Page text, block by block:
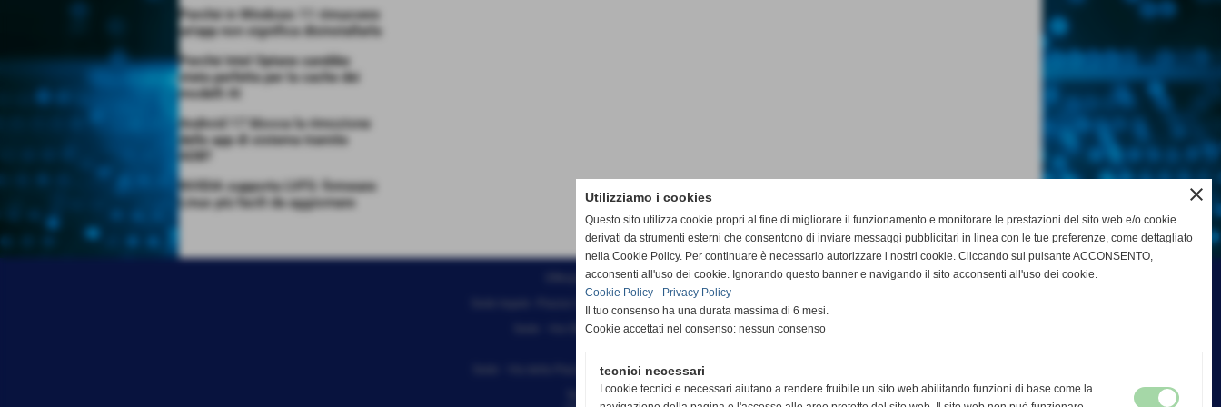
Perché in Windows 11 rimuovere
un’app non significa disinstallarla
Perché Intel Optane sarebbe
stata perfetta per la cache dei
modelli AI
Android 17 blocca la rimozione
delle app di sistema tramite
ADB?
NVIDIA supporta LVFS: firmware
Linux più facili da aggiornare
Effesystem di Fabio Favati
Sede legale -Piazza Carducci 18 55045 Pietrasanta (LU)
Sede - Via Ottorino Ciabattini Viareggio
Sede - Via della Piazza Bianca 15 56025 Pontedera (PI)
Tel. 05841530394
close
Utilizziamo i cookies
Questo sito utilizza cookie propri al fine di migliorare il funzionamento e monitorare le prestazioni del sito web e/o cookie
derivati da strumenti esterni che consentono di inviare messaggi pubblicitari in linea con le tue preferenze, come dettagliato
nella Cookie Policy. Per continuare è necessario autorizzare i nostri cookie. Cliccando sul pulsante ACCONSENTO,
acconsenti all'uso dei cookie. Ignorando questo banner e navigando il sito acconsenti all'uso dei cookie.
Cookie Policy - Privacy Policy
Il tuo consenso ha una durata massima di 6 mesi.
Cookie accettati nel consenso: nessun consenso
tecnici necessari
I cookie tecnici e necessari aiutano a rendere fruibile un sito web abilitando funzioni di base come la